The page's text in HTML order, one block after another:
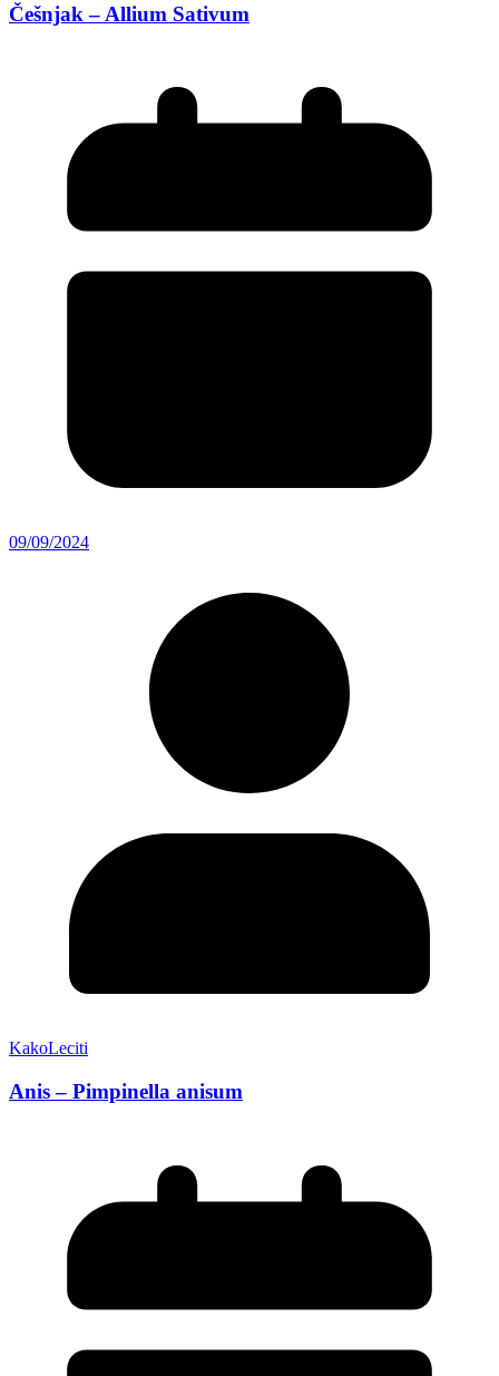
Češnjak – Allium Sativum
09/09/2024
KakoLeciti
Anis – Pimpinella anisum